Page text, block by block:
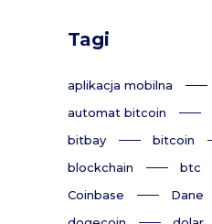
Tagi
aplikacja mobilna
automat bitcoin
bitbay
bitcoin
blockchain
btc
Coinbase
Dane